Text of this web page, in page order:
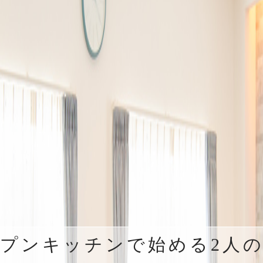
陽だまりのアトリエ
ンキッチンで始める2人